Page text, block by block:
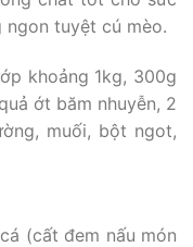
ngon tuyệt cú mèo.
khoảng 1kg, 300g
ớt băm nhuyễn, 2
muối, bột ngot,
(cất đem nấu món